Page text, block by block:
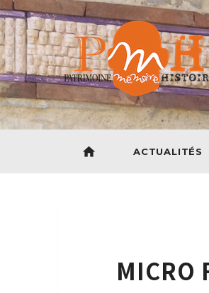
home ACTUALITÉS
MICRO